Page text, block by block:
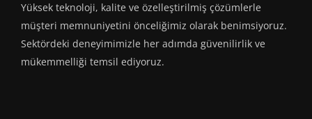
Yüksek teknoloji, kalite ve özelleştirilmiş çözümlerle
müşteri memnuniyetini önceliğimiz olarak benimsiyoruz.
Sektördeki deneyimimizle her adımda güvenilirlik ve
mükemmelliği temsil ediyoruz.